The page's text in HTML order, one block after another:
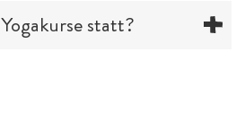
statt?